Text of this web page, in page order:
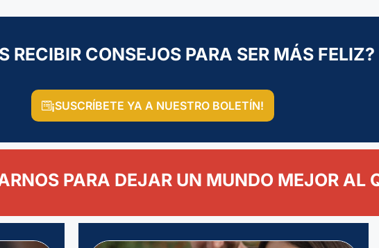
RECIBIR CONSEJOS PARA SER MÁS FELIZ?
¡SUSCRÍBETE YA A NUESTRO BOLETÍN!
PARA DEJAR UN MUNDO MEJOR AL